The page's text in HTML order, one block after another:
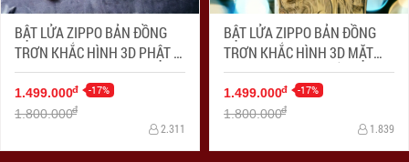
BẬT LỬA ZIPPO BẢN ĐỒNG
TRƠN KHẮC HÌNH 3D PHẬT DI
LẠC
1.499.000đ -17%
1.800.000đ
2.311
BẬT LỬA ZIPPO BẢN ĐỒNG
TRƠN KHẮC HÌNH 3D MẶT
QUAN CÔNG SIÊU SẮC NÉT
1.499.000đ -17%
1.800.000đ
1.839